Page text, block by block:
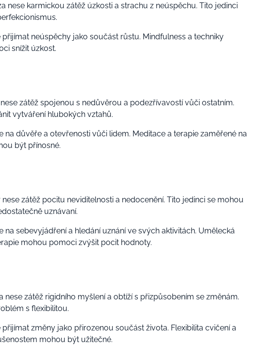
nese karmickou zátěž úzkosti a strachu z neúspěchu. Tito jedinci
přijímat neúspěchy jako součást růstu. Mindfulness a techniky
snížit úzkost.
zátěž spojenou s nedůvěrou a podezřívavostí vůči ostatním.
vytváření hlubokých vztahů.
na důvěře a otevřenosti vůči lidem. Meditace a terapie zaměřené na
být přínosné.
nese zátěž pocitu neviditelnosti a nedocenění. Tito jedinci se mohou
uznávaní.
na sebevyjádření a hledání uznání ve svých aktivitách. Umělecká
mohou pomoci zvýšit pocit hodnoty.
nese zátěž rigidního myšlení a obtíží s přizpůsobením se změnám.
s flexibilitou.
přijímat změny jako přirozenou součást života. Flexibilita cvičení a
mohou být užitečné.